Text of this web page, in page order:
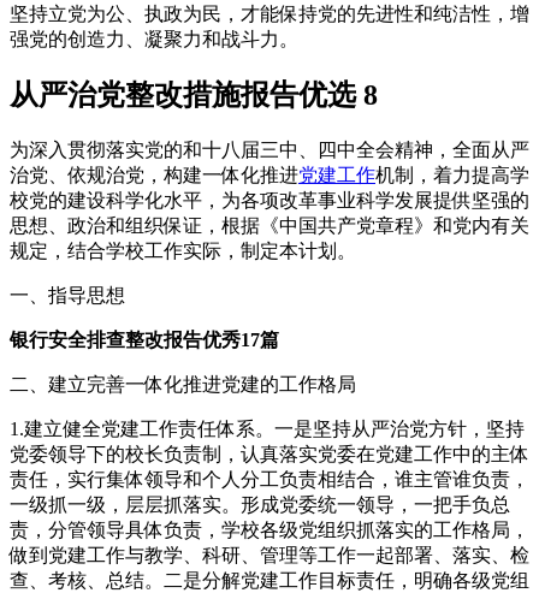
坚持立党为公、执政为民，才能保持党的先进性和纯洁性，增
强党的创造力、凝聚力和战斗力。
从严治党整改措施报告优选 8
为深入贯彻落实党的和十八届三中、四中全会精神，全面从严
治党、依规治党，构建一体化推进党建工作机制，着力提高学
校党的建设科学化水平，为各项改革事业科学发展提供坚强的
思想、政治和组织保证，根据《中国共产党章程》和党内有关
规定，结合学校工作实际，制定本计划。
一、指导思想
银行安全排查整改报告优秀17篇
二、建立完善一体化推进党建的工作格局
1.建立健全党建工作责任体系。一是坚持从严治党方针，坚持
党委领导下的校长负责制，认真落实党委在党建工作中的主体
责任，实行集体领导和个人分工负责相结合，谁主管谁负责，
一级抓一级，层层抓落实。形成党委统一领导，一把手负总
责，分管领导具体负责，学校各级党组织抓落实的工作格局，
做到党建工作与教学、科研、管理等工作一起部署、落实、检
查、考核、总结。二是分解党建工作目标责任，明确各级党组